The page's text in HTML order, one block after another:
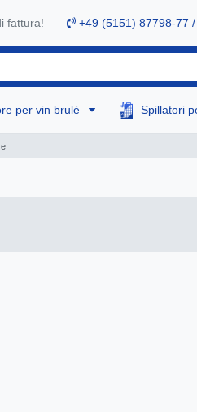
fattura! +49 (5151) 87798-77
per vin brulè Spillatori